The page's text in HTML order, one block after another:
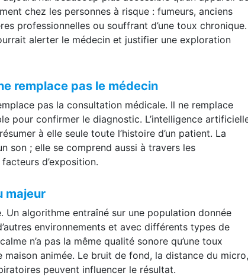
beaucoup plus accessible qu’un appareil de
chez les personnes à risque : fumeurs, anciens
professionnelles ou souffrant d’une toux chronique.
alerter le médecin et justifier une exploration
remplace pas le médecin
pas la consultation médicale. Il ne remplace
pour confirmer le diagnostic. L’intelligence artificielle
à elle seule toute l’histoire d’un patient. La
son ; elle se comprend aussi à travers les
majeur
algorithme entraîné sur une population donnée
environnements et avec différents types de
n’a pas la même qualité sonore qu’une toux
animée. Le bruit de fond, la distance du micro,